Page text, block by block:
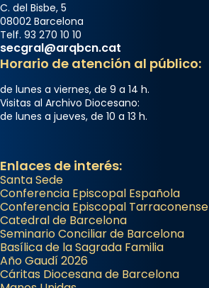
C. del Bisbe, 5
08002 Barcelona
Telf. 93 270 10 10
secgral@arqbcn.cat
Horario de atención al público:
de lunes a viernes, de 9 a 14 h.
Visitas al Archivo Diocesano:
de lunes a jueves, de 10 a 13 h.
Enlaces de interés:
Santa Sede
Conferencia Episcopal Española
Conferencia Episcopal Tarraconense
Catedral de Barcelona
Seminario Conciliar de Barcelona
Basílica de la Sagrada Familia
Año Gaudí 2026
Cáritas Diocesana de Barcelona